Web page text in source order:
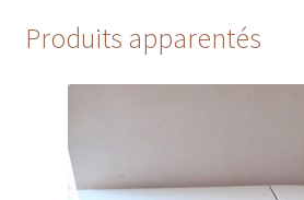
Produits apparentés